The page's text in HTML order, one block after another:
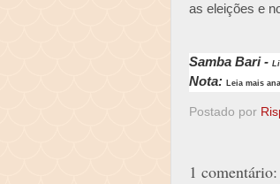
as eleições e
Samba Bari -
Nota: Leia mais
Postado por
1 comentário: